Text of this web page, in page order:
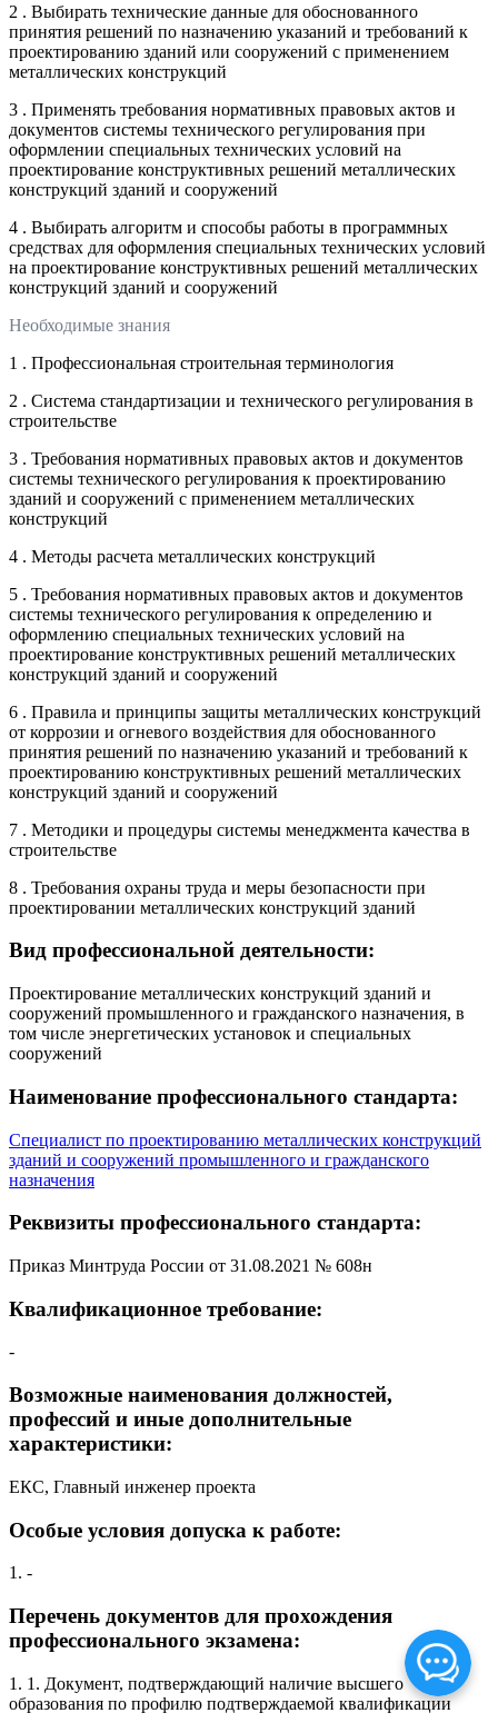
2 . Выбирать технические данные для обоснованного
принятия решений по назначению указаний и требований к
проектированию зданий или сооружений с применением
металлических конструкций
3 . Применять требования нормативных правовых актов и
документов системы технического регулирования при
оформлении специальных технических условий на
проектирование конструктивных решений металлических
конструкций зданий и сооружений
4 . Выбирать алгоритм и способы работы в программных
средствах для оформления специальных технических условий
на проектирование конструктивных решений металлических
конструкций зданий и сооружений
Необходимые знания
1 . Профессиональная строительная терминология
2 . Система стандартизации и технического регулирования в
строительстве
3 . Требования нормативных правовых актов и документов
системы технического регулирования к проектированию
зданий и сооружений с применением металлических
конструкций
4 . Методы расчета металлических конструкций
5 . Требования нормативных правовых актов и документов
системы технического регулирования к определению и
оформлению специальных технических условий на
проектирование конструктивных решений металлических
конструкций зданий и сооружений
6 . Правила и принципы защиты металлических конструкций
от коррозии и огневого воздействия для обоснованного
принятия решений по назначению указаний и требований к
проектированию конструктивных решений металлических
конструкций зданий и сооружений
7 . Методики и процедуры системы менеджмента качества в
строительстве
8 . Требования охраны труда и меры безопасности при
проектировании металлических конструкций зданий
Вид профессиональной деятельности:
Проектирование металлических конструкций зданий и
сооружений промышленного и гражданского назначения, в
том числе энергетических установок и специальных
сооружений
Наименование профессионального стандарта:
Специалист по проектированию металлических конструкций
зданий и сооружений промышленного и гражданского
назначения
Реквизиты профессионального стандарта:
Приказ Минтруда России от 31.08.2021 № 608н
Квалификационное требование:
-
Возможные наименования должностей,
профессий и иные дополнительные
характеристики:
ЕКС, Главный инженер проекта
Особые условия допуска к работе:
1. -
Перечень документов для прохождения
профессионального экзамена:
1. 1. Документ, подтверждающий наличие высшего
образования по профилю подтверждаемой квалификации